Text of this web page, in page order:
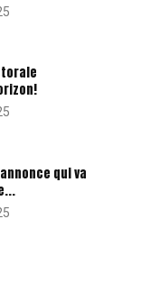
qui va